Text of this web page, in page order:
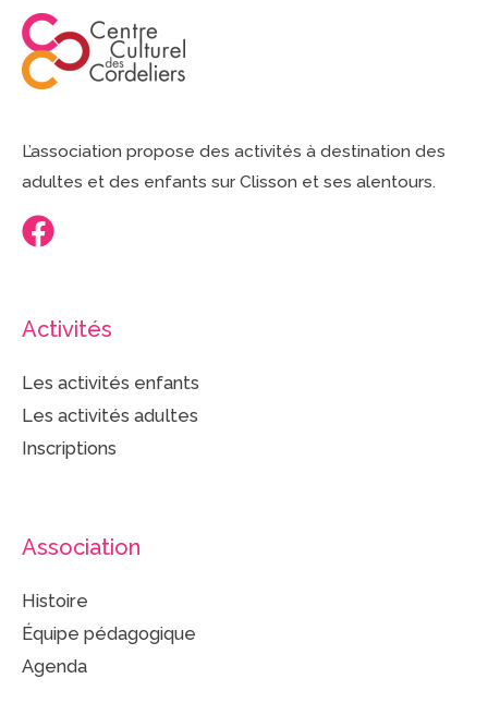
L’association propose des activités à destination des
adultes et des enfants sur Clisson et ses alentours.
Activités
Les activités enfants
Les activités adultes
Inscriptions
Association
Histoire
Équipe pédagogique
Agenda